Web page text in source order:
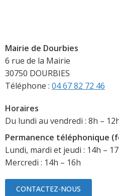
Mairie de Dourbies
6 rue de la Mairie
30750 DOURBIES
Téléphone : 04 67 82 72 46
Horaires
Du lundi au vendredi : 8h –
Permanence téléphonique
Lundi, mardi et jeudi : 14h –
Mercredi : 14h – 16h
CONTACTEZ-NOUS